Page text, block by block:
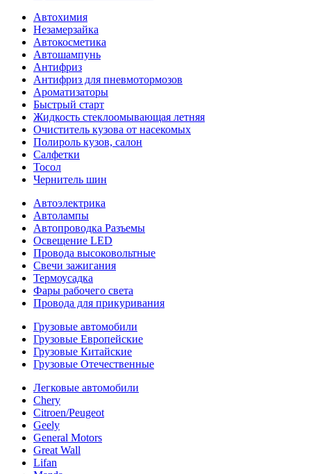
Автохимия
Незамерзайка
Автокосметика
Автошампунь
Антифриз
Антифриз для пневмотормозов
Ароматизаторы
Быстрый старт
Жидкость стеклоомывающая летняя
Очиститель кузова от насекомых
Полироль кузов, салон
Салфетки
Тосол
Чернитель шин
Автоэлектрика
Автолампы
Автопроводка Разъемы
Освещение LED
Провода высоковольтные
Свечи зажигания
Термоусадка
Фары рабочего света
Провода для прикуривания
Грузовые автомобили
Грузовые Европейские
Грузовые Китайские
Грузовые Отечественные
Легковые автомобили
Chery
Citroen/Peugeot
Geely
General Motors
Great Wall
Lifan